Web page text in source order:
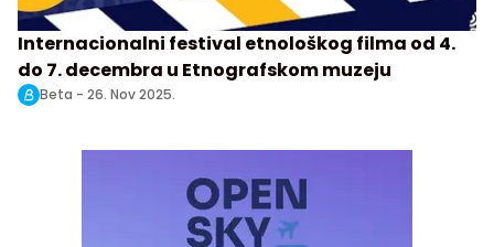
Internacionalni festival etnološkog filma od 4.
do 7. decembra u Etnografskom muzeju
Beta - 26. Nov 2025.